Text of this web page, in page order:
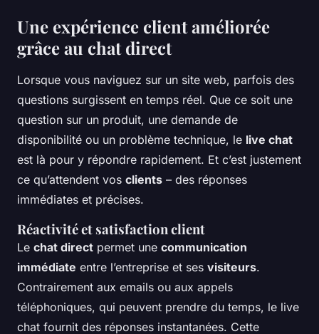
Une expérience client améliorée
grâce au chat direct
Lorsque vous naviguez sur un site web, parfois des
questions surgissent en temps réel. Que ce soit une
question sur un produit, une demande de
disponibilité ou un problème technique, le live chat
est là pour y répondre rapidement. Et c’est justement
ce qu’attendent vos clients – des réponses
immédiates et précises.
Réactivité et satisfaction client
Le chat direct permet une communication
immédiate entre l’entreprise et ses visiteurs.
Contrairement aux emails ou aux appels
téléphoniques, qui peuvent prendre du temps, le live
chat fournit des réponses instantanées. Cette